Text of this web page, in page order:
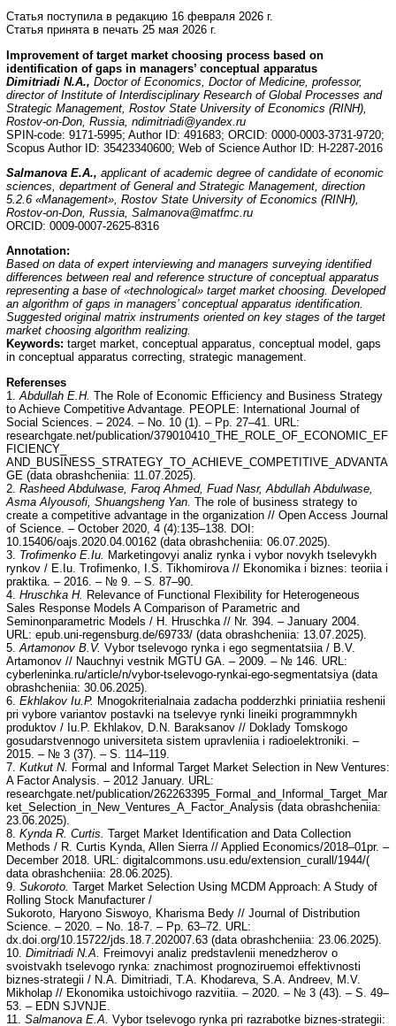
Статья поступила в редакцию 16 февраля 2026 г.
Статья принята в печать 25 мая 2026 г.
Improvement of target market choosing process based on
identification of gaps in managers’ conceptual apparatus
Dimitriadi N.А., Doctor of Economics, Doctor of Medicine, professor,
director of Institute of Interdisciplinary Research of Global Processes and
Strategic Management, Rostov State University of Economics (RINH),
Rostov-on-Don, Russia, ndimitriadi@yandex.ru
SPIN-code: 9171-5995; Author ID: 491683; ORCID: 0000-0003-3731-9720;
Scopus Author ID: 35423340600; Web of Science Author ID: H-2287-2016
Salmanova E.A., applicant of academic degree of candidate of economic
sciences, department of General and Strategic Management, direction
5.2.6 «Management», Rostov State University of Economics (RINH),
Rostov-on-Don, Russia, Salmanova@matfmc.ru
ORCID: 0009-0007-2625-8316
Annotation:
Based on data of expert interviewing and managers surveying identified
differences between real and reference structure of conceptual apparatus
representing a base of «technological» target market choosing. Developed
an algorithm of gaps in managers’ conceptual apparatus identification.
Suggested original matrix instruments oriented on key stages of the target
market choosing algorithm realizing.
Keywords: target market, conceptual apparatus, conceptual model, gaps
in conceptual apparatus correcting, strategic management.
Referenses
1. Abdullah E.H. The Role of Economic Efficiency and Business Strategy
to Achieve Competitive Advantage. PEOPLE: International Journal of
Social Sciences. – 2024. – No. 10 (1). – Pp. 27–41. URL:
researchgate.net/publication/379010410_THE_ROLE_OF_ECONOMIC_EF
FICIENCY_
AND_BUSINESS_STRATEGY_TO_ACHIEVE_COMPETITIVE_ADVANTA
GE (data obrashcheniia: 11.07.2025).
2. Rasheed Abdulwase, Faroq Ahmed, Fuad Nasr, Abdullah Abdulwase,
Asma Alyousofi, Shuangsheng Yan. The role of business strategy to
create a competitive advantage in the organization // Open Access Journal
of Science. – October 2020, 4 (4):135–138. DOI:
10.15406/oajs.2020.04.00162 (data obrashcheniia: 06.07.2025).
3. Trofimenko E.Iu.
Marketingovyi analiz rynka i vybor novykh tselevykh
rynkov / E.Iu. Trofimenko, I.S. Tikhomirova // Ekonomika i biznes: teoriia i
praktika. – 2016. – № 9. – S. 87–90.
4. Hruschka H. Relevance of Functional Flexibility for Heterogeneous
Sales Response Models A Comparison of Parametric and
Seminonparametric Models / H. Hruschka // Nr. 394. – January 2004.
URL: epub.uni-regensburg.de/69733/ (data obrashcheniia: 13.07.2025).
5. Artamonov B.V. Vybor tselevogo rynka i ego segmentatsiia / B.V.
Artamonov // Nauchnyi vestnik MGTU GA. – 2009. – № 146. URL:
cyberleninka.ru/article/n/vybor-tselevogo-rynkai-ego-segmentatsiya (data
obrashcheniia: 30.06.2025).
6. Ekhlakov Iu.P. Mnogokriterialnaia zadacha podderzhki priniatiia reshenii
pri vybore variantov postavki na tselevye rynki lineiki programmnykh
produktov / Iu.P. Ekhlakov, D.N. Baraksanov // Doklady Tomskogo
gosudarstvennogo universiteta sistem upravleniia i radioelektroniki. –
2015. – № 3 (37). – S. 114–119.
7. Kutkut N. Formal and Informal Target Market Selection in New Ventures:
A Factor Analysis. – 2012 January. URL:
researchgate.net/publication/262263395_Formal_and_Informal_Target_Mar
ket_Selection_in_New_Ventures_A_Factor_Analysis (data obrashcheniia:
23.06.2025).
8. Kynda R. Curtis. Target Market Identification and Data Collection
Methods / R. Curtis Kynda, Allen Sierra // Applied Economics/2018–01pr. –
December 2018. URL: digitalcommons.usu.edu/extension_curall/1944/(
data obrashcheniia: 28.06.2025).
9. Sukoroto Target Market Selection Using MCDM Approach: A Study of
Rolling Stock Manufacturer /
Sukoroto, Haryono Siswoyo, Kharisma Bedy // Journal of Distribution
Science. – 2020. – No. 18-7. – Pp. 63–72. URL:
dx.doi.org/10.15722/jds.18.7.202007.63 (data obrashcheniia: 23.06.2025).
10. Dimitriadi N.A.
Freimovyi analiz predstavlenii menedzherov o
svoistvakh tselevogo rynka: znachimost prognoziruemoi effektivnosti
biznes-strategii / N.A. Dimitriadi, T.A. Khodareva, S.A. Andreev, M.V.
Mikholap // Ekonomika ustoichivogo razvitiia. – 2020. – № 3 (43). – S. 49–
53. – EDN SJVNJE.
11. Salmanova E.A. Vybor tselevogo rynka pri razrabotke biznes-strategii: